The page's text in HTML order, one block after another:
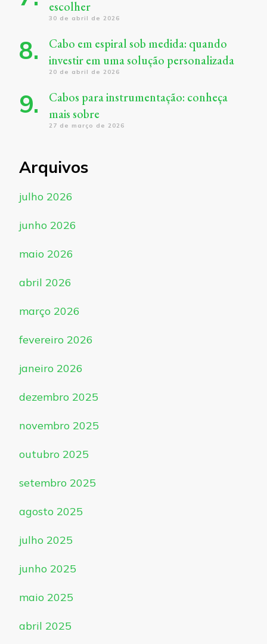
escolher
30 de abril de 2026
Cabo em espiral sob medida: quando
investir em uma solução personalizada
20 de abril de 2026
Cabos para instrumentação: conheça
mais sobre
27 de março de 2026
Arquivos
julho 2026
junho 2026
maio 2026
abril 2026
março 2026
fevereiro 2026
janeiro 2026
dezembro 2025
novembro 2025
outubro 2025
setembro 2025
agosto 2025
julho 2025
junho 2025
maio 2025
abril 2025